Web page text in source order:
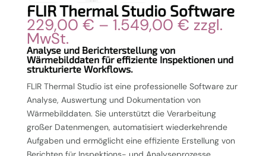
FLIR Thermal Studio Software
229,00 € – 1.549,00 €
229,00 €
bis
1.549,00 €
zzgl.
MwSt.
Analyse und Berichterstellung von
Wärmebilddaten für effiziente Inspektionen und
strukturierte Workflows.
FLIR Thermal Studio ist eine professionelle Software zur
Analyse, Auswertung und Dokumentation von
Wärmebilddaten. Sie unterstützt die Verarbeitung
großer Datenmengen, automatisiert wiederkehrende
Aufgaben und ermöglicht eine effiziente Erstellung von